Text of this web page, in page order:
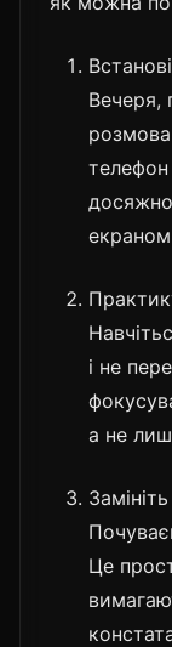
Вечеря,
і не
а не
Це